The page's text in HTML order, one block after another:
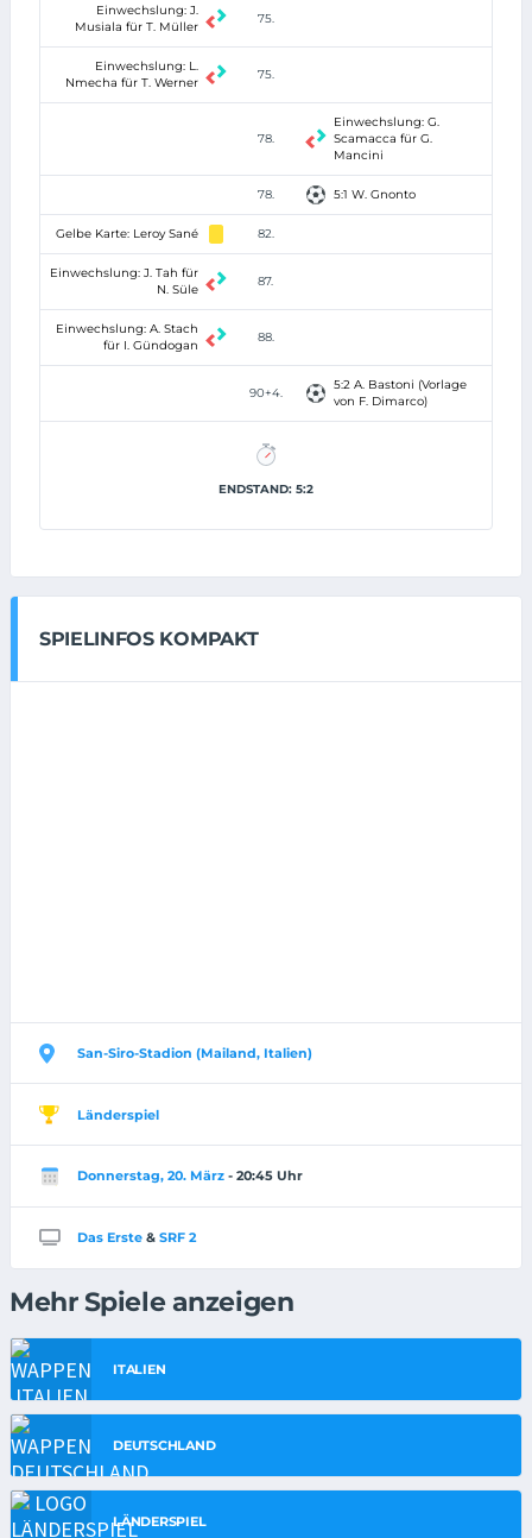
Einwechslung: J.
Musiala für T. Müller
75.
Einwechslung: L.
Nmecha für T. Werner
75.
78.
Einwechslung: G.
Scamacca für G.
Mancini
78. 5:1 W. Gnonto
Gelbe Karte: Leroy Sané 82.
Einwechslung: J. Tah für
N. Süle
87.
Einwechslung: A. Stach
für I. Gündogan
88.
90+4.
5:2 A. Bastoni (Vorlage
von F. Dimarco)
ENDSTAND: 5:2
SPIELINFOS KOMPAKT
San-Siro-Stadion (Mailand, Italien)
Länderspiel
Donnerstag, 20. März - 20:45 Uhr
Das Erste & SRF 2
Mehr Spiele anzeigen
ITALIEN
DEUTSCHLAND
LÄNDERSPIEL